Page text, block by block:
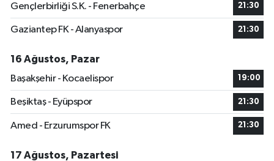
Gençlerbirliği S.K. - Fenerbahçe 21:30
Gaziantep FK - Alanyaspor 21:30
16 Ağustos, Pazar
Başakşehir - Kocaelispor
19:00
Beşiktaş - Eyüpspor 21:30
Amed - Erzurumspor FK 21:30
17 Ağustos, Pazartesi